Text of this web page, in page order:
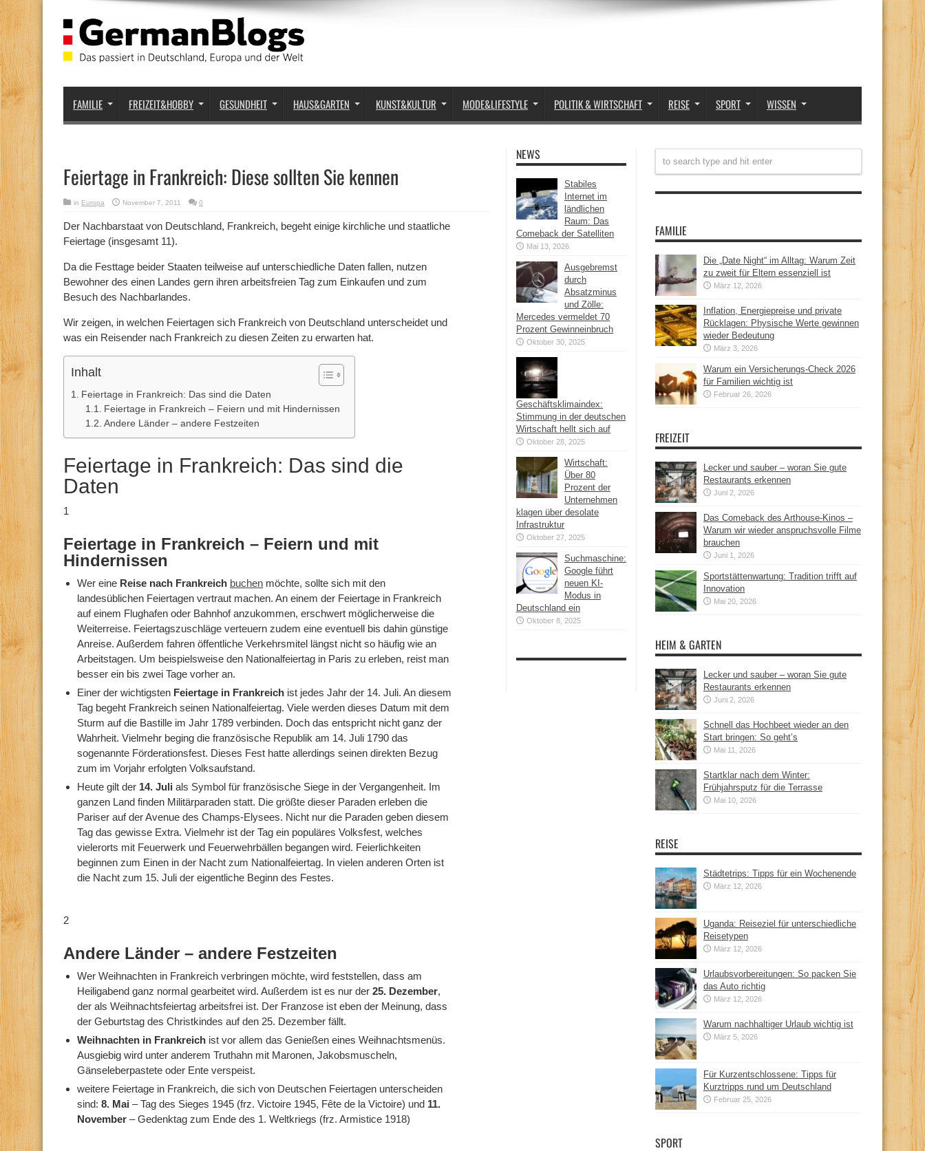
FAMILIE FREIZEIT&HOBBY GESUNDHEIT HAUS&GARTEN KUNST&KULTUR MODE&LIFESTYLE POLITIK & WIRTSCHAFT REISE SPORT WISSEN
Feiertage in Frankreich: Diese sollten Sie kennen
in Europa November 7, 2011 0
Der Nachbarstaat von Deutschland, Frankreich, begeht einige kirchliche und staatliche
Feiertage (insgesamt 11).
Da die Festtage beider Staaten teilweise auf unterschiedliche Daten fallen, nutzen
Bewohner des einen Landes gern ihren arbeitsfreien Tag zum Einkaufen und zum
Besuch des Nachbarlandes.
Wir zeigen, in welchen Feiertagen sich Frankreich von Deutschland unterscheidet und
was ein Reisender nach Frankreich zu diesen Zeiten zu erwarten hat.
Inhalt
Feiertage in Frankreich: Das sind die Daten
Feiertage in Frankreich – Feiern und mit Hindernissen
Andere Länder – andere Festzeiten
Feiertage in Frankreich: Das sind die
Daten
1
Feiertage in Frankreich – Feiern und mit
Hindernissen
Wer eine Reise nach Frankreich buchen möchte, sollte sich mit den
landesüblichen Feiertagen vertraut machen. An einem der Feiertage in Frankreich
auf einem Flughafen oder Bahnhof anzukommen, erschwert möglicherweise die
Weiterreise. Feiertagszuschläge verteuern zudem eine eventuell bis dahin günstige
Anreise. Außerdem fahren öffentliche Verkehrsmitel längst nicht so häufig wie an
Arbeitstagen. Um beispielsweise den Nationalfeiertag in Paris zu erleben, reist man
besser ein bis zwei Tage vorher an.
Einer der wichtigsten Feiertage in Frankreich ist jedes Jahr der 14. Juli. An diesem
Tag begeht Frankreich seinen Nationalfeiertag. Viele werden dieses Datum mit dem
Sturm auf die Bastille im Jahr 1789 verbinden. Doch das entspricht nicht ganz der
Wahrheit. Vielmehr beging die französische Republik am 14. Juli 1790 das
sogenannte Förderationsfest. Dieses Fest hatte allerdings seinen direkten Bezug
zum im Vorjahr erfolgten Volksaufstand.
Heute gilt der 14. Juli als Symbol für französische Siege in der Vergangenheit. Im
ganzen Land finden Militärparaden statt. Die größte dieser Paraden erleben die
Pariser auf der Avenue des Champs-Elysees. Nicht nur die Paraden geben diesem
Tag das gewisse Extra. Vielmehr ist der Tag ein populäres Volksfest, welches
vielerorts mit Feuerwerk und Feuerwehrbällen begangen wird. Feierlichkeiten
beginnen zum Einen in der Nacht zum Nationalfeiertag. In vielen anderen Orten ist
die Nacht zum 15. Juli der eigentliche Beginn des Festes.
2
Andere Länder – andere Festzeiten
Wer Weihnachten in Frankreich verbringen möchte, wird feststellen, dass am
Heiligabend ganz normal gearbeitet wird. Außerdem ist es nur der 25. Dezember,
der als Weihnachtsfeiertag arbeitsfrei ist. Der Franzose ist eben der Meinung, dass
der Geburtstag des Christkindes auf den 25. Dezember fällt.
Weihnachten in Frankreich ist vor allem das Genießen eines Weihnachtsmenüs.
Ausgiebig wird unter anderem Truthahn mit Maronen, Jakobsmuscheln,
Gänseleberpastete oder Ente verspeist.
weitere Feiertage in Frankreich, die sich von Deutschen Feiertagen unterscheiden
sind: 8. Mai – Tag des Sieges 1945 (frz. Victoire 1945, Fête de la Victoire) und 11.
November – Gedenktag zum Ende des 1. Weltkriegs (frz. Armistice 1918)
NEWS
Stabiles
Internet im
ländlichen
Raum: Das
Comeback der Satelliten
Mai 13, 2026
Ausgebremst
durch
Absatzminus
und Zölle:
Mercedes vermeldet 70
Prozent Gewinneinbruch
Oktober 30, 2025
Geschäftsklimaindex:
Stimmung in der deutschen
Wirtschaft hellt sich auf
Oktober 28, 2025
Wirtschaft:
Über 80
Prozent der
Unternehmen
klagen über desolate
Infrastruktur
Oktober 27, 2025
Suchmaschine:
Google führt
neuen KI-
Modus in
Deutschland ein
Oktober 8, 2025
FAMILIE
Die „Date Night“ im Alltag: Warum Zeit
zu zweit für Eltern essenziell ist
März 12, 2026
Inflation, Energiepreise und private
Rücklagen: Physische Werte gewinnen
wieder Bedeutung
März 3, 2026
Warum ein Versicherungs-Check 2026
für Familien wichtig ist
Februar 26, 2026
FREIZEIT
Lecker und sauber – woran Sie gute
Restaurants erkennen
Juni 2, 2026
Das Comeback des Arthouse-Kinos –
Warum wir wieder anspruchsvolle Filme
brauchen
Juni 1, 2026
Sportstättenwartung: Tradition trifft auf
Innovation
Mai 20, 2026
HEIM & GARTEN
Lecker und sauber – woran Sie gute
Restaurants erkennen
Juni 2, 2026
Schnell das Hochbeet wieder an den
Start bringen: So geht’s
Mai 11, 2026
Startklar nach dem Winter:
Frühjahrsputz für die Terrasse
Mai 10, 2026
REISE
Städtetrips: Tipps für ein Wochenende
März 12, 2026
Uganda: Reiseziel für unterschiedliche
Reisetypen
März 12, 2026
Urlaubsvorbereitungen: So packen Sie
das Auto richtig
März 12, 2026
Warum nachhaltiger Urlaub wichtig ist
März 5, 2026
Für Kurzentschlossene: Tipps für
Kurztripps rund um Deutschland
Februar 25, 2026
SPORT